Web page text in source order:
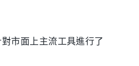
市面上主流工具進行了